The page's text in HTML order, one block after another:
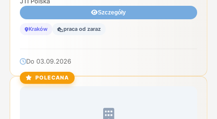
Szczegóły
Kraków praca od zaraz
Do 03.09.2026
POLECANA